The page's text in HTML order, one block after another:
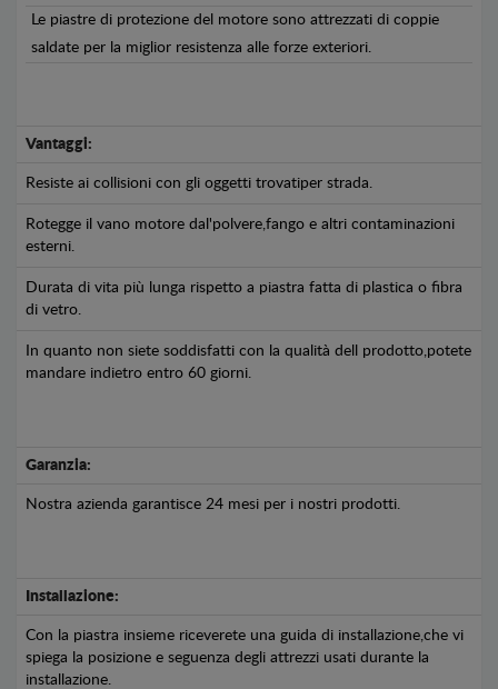
Le piastre di protezione del motore sono attrezzati di coppie
saldate per la miglior resistenza alle forze exteriori.
Vantaggi:
Resiste ai collisioni con gli oggetti trovatiper strada.
Rotegge il vano motore dal'polvere,fango e altri contaminazioni
esterni.
Durata di vita più lunga rispetto a piastra fatta di plastica o fibra
di vetro.
In quanto non siete soddisfatti con la qualità dell prodotto,potete
mandare indietro entro 60 giorni.
Garanzia:
Nostra azienda garantisce 24 mesi per i nostri prodotti.
Installazione:
Con la piastra insieme riceverete una guida di installazione,che vi
spiega la posizione e seguenza degli attrezzi usati durante la
installazione.